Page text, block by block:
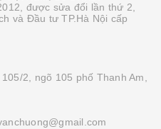
được sửa đổi lần thứ 2,
và Đầu tư TP.Hà Nội cấp
2, ngõ 105 phố Thanh Am,